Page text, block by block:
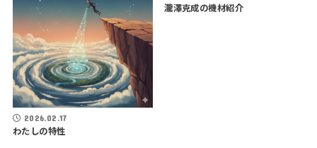
2026.02.17
わたしの特性
瀧澤克成の機材紹介